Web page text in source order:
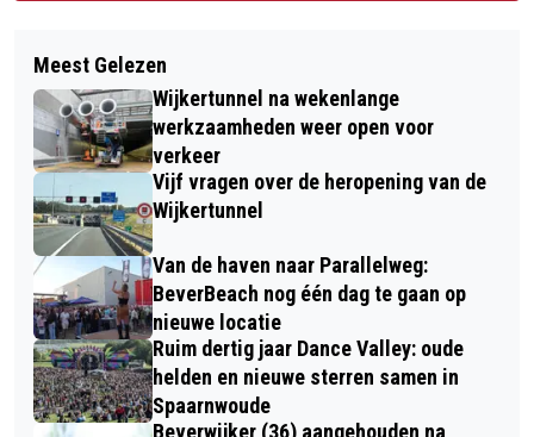
Meest Gelezen
Wijkertunnel na wekenlange
werkzaamheden weer open voor
verkeer
Vijf vragen over de heropening van de
Wijkertunnel
Van de haven naar Parallelweg:
BeverBeach nog één dag te gaan op
nieuwe locatie
Ruim dertig jaar Dance Valley: oude
helden en nieuwe sterren samen in
Spaarnwoude